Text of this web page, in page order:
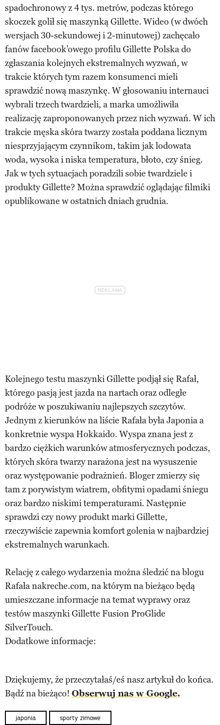
spadochronowy z 4 tys. metrów, podczas którego
skoczek golił się maszynką Gillette. Wideo (w dwóch
wersjach 30-sekundowej i 2-minutowej) zachęcało
fanów facebook’owego profilu Gillette Polska do
zgłaszania kolejnych ekstremalnych wyzwań, w
trakcie których tym razem konsumenci mieli
sprawdzić nową maszynkę. W głosowaniu internauci
wybrali trzech twardzieli, a marka umożliwiła
realizację zaproponowanych przez nich wyzwań. W ich
trakcie męska skóra twarzy została poddana licznym
niesprzyjającym czynnikom, takim jak lodowata
woda, wysoka i niska temperatura, błoto, czy śnieg.
Jak w tych sytuacjach poradzili sobie twardziele i
produkty Gillette? Można sprawdzić oglądając filmiki
opublikowane w ostatnich dniach grudnia.
Kolejnego testu maszynki Gillette podjął się Rafał,
którego pasją jest jazda na nartach oraz odległe
podróże w poszukiwaniu najlepszych szczytów.
Jednym z kierunków na liście Rafała była Japonia a
konkretnie wyspa Hokkaido. Wyspa znana jest z
bardzo ciężkich warunków atmosferycznych podczas,
których skóra twarzy narażona jest na wysuszenie
oraz występowanie podrażnień. Bloger zmierzy się
tam z porywistym wiatrem, obfitymi opadami śniegu
oraz bardzo niskimi temperaturami. Następnie
sprawdzi czy nowy produkt marki Gillette,
rzeczywiście zapewnia komfort golenia w najbardziej
ekstremalnych warunkach.
Relację z całego wydarzenia można śledzić na blogu
Rafała nakreche.com, na którym na bieżąco będą
umieszczane informacje na temat wyprawy oraz
testów maszynki Gillette Fusion ProGlide
SilverTouch.
Dodatkowe informacje:
Dziękujemy, że przeczytałaś/eś nasz artykuł do końca.
Bądź na bieżąco! Obserwuj nas w Google.
japonia sporty zimowe